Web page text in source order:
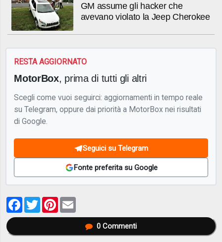
GM assume gli hacker che
avevano violato la Jeep Cherokee
RESTA AGGIORNATO
MotorBox, prima di tutti gli altri
Scegli come vuoi seguirci: aggiornamenti in tempo reale
su Telegram, oppure dai priorità a MotorBox nei risultati
di Google.
Seguici su Telegram
Fonte preferita su Google
Facebook
TwitterPinterest
0Commenti